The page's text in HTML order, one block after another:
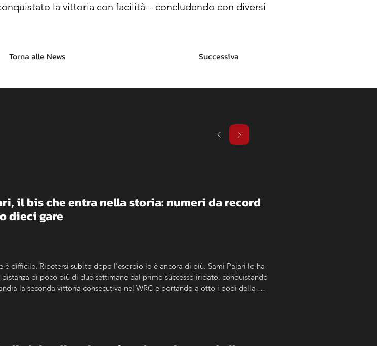
la vittoria con facilità – concludendo con diversi
Torna alle News Successiva
il bis che entra nella storia: numeri da record
dieci gare
è difficile. Ripetersi subito dopo l'esordio lo è ancora di più. Sami Pajari lo ha
di poco più di due settimane dal primo successo iridato, conquistando
la seconda vittoria consecutiva nel WRC e portando a otto i podi della